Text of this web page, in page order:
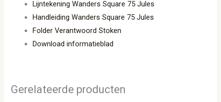
Lijntekening Wanders Square 75 Jules
Handleiding Wanders Square 75 Jules
Folder Verantwoord Stoken
Download informatieblad
Gerelateerde producten